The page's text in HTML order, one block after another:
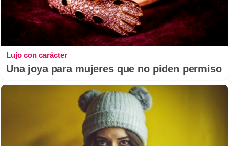
Lujo con carácter
Una joya para mujeres que no piden permiso